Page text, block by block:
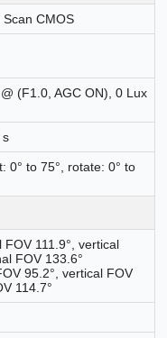
Scan CMOS
(F1.0, AGC ON), 0 Lux
s
0° to 75°, rotate: 0° to
111.9°, vertical
FOV 133.6°
95.2°, vertical FOV
114.7°